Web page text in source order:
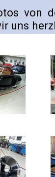
von
uns